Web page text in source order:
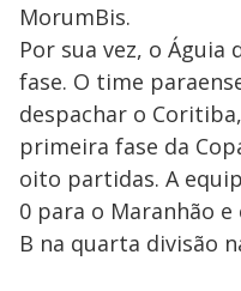
MorumBis.
Por sua vez, o Águia
fase. O time
despachar o
primeira fase da
oito partidas. A
0 para o Maranhão
B na quarta divisão